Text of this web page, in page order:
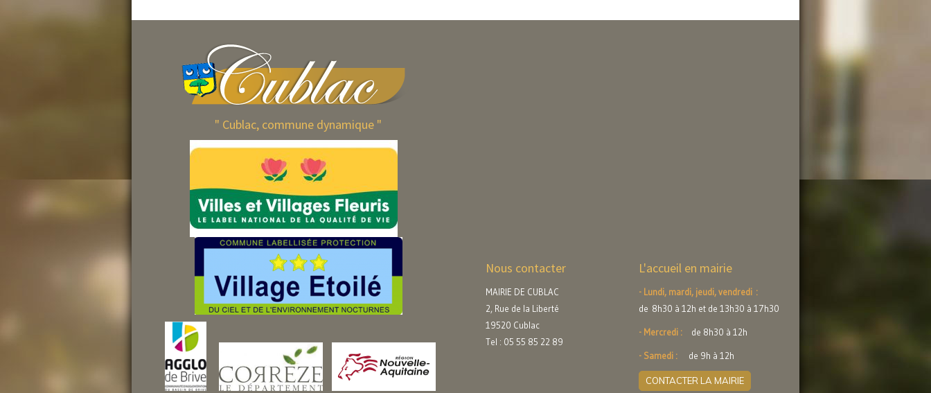
" Cublac, commune dynamique "
Nous contacter
MAIRIE DE CUBLAC
2, Rue de la Liberté
19520 Cublac
Tel : 05 55 85 22 89
L'accueil en mairie
- Lundi, mardi, jeudi, vendredi :
de 8h30 à 12h et de 13h30 à 17h30
- Mercredi : de 8h30 à 12h
- Samedi : de 9h à 12h
CONTACTER LA MAIRIE